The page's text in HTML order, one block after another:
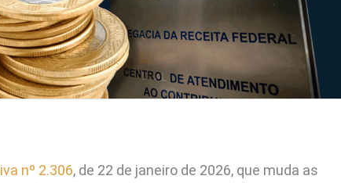
nº 2.306, de 22 de janeiro de 2026, que muda as